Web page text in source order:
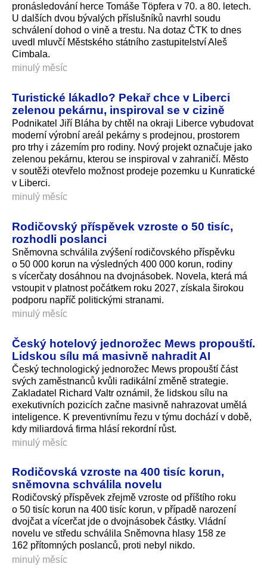
pronásledování herce Tomáše Töpfera v 70. a 80. letech.
U dalších dvou bývalých příslušníků navrhl soudu
schválení dohod o vině a trestu. Na dotaz ČTK to dnes
uvedl mluvčí Městského státního zastupitelství Aleš
Cimbala.
minulý měsíc
Turistické lákadlo? Pekař chce v Liberci
zelenou pekárnu, inspiroval se v cizině
Podnikatel Jiří Bláha by chtěl na okraji Liberce vybudovat
moderní výrobní areál pekárny s prodejnou, prostorem
pro trhy i zázemím pro rodiny. Nový projekt označuje jako
zelenou pekárnu, kterou se inspiroval v zahraničí. Město
v soutěži otevřelo možnost prodeje pozemku u Kunratické
v Liberci.
minulý měsíc
Rodičovský příspěvek vzroste o 50 tisíc,
rozhodli poslanci
Sněmovna schválila zvýšení rodičovského příspěvku
o 50 000 korun na výsledných 400 000 korun, rodiny
s vícerčaty dosáhnou na dvojnásobek. Novela, která má
vstoupit v platnost počátkem roku 2027, získala širokou
podporu napříč politickými stranami.
minulý měsíc
Český hotelový jednorožec Mews propouští.
Lidskou sílu má masivně nahradit AI
Český technologický jednorožec Mews propouští část
svých zaměstnanců kvůli radikální změně strategie.
Zakladatel Richard Valtr oznámil, že lidskou sílu na
exekutivních pozicích začne masivně nahrazovat umělá
inteligence. K preventivnímu řezu v týmu dochází v době,
kdy miliardová firma hlásí rekordní růst.
minulý měsíc
Rodičovská vzroste na 400 tisíc korun,
sněmovna schválila novelu
Rodičovský příspěvek zřejmě vzroste od příštího roku
o 50 tisíc korun na 400 tisíc korun, v případě narození
dvojčat a vícerčat jde o dvojnásobek částky. Vládní
novelu ve středu schválila Sněmovna hlasy 158 ze
162 přítomných poslanců, proti nebyl nikdo.
minulý měsíc